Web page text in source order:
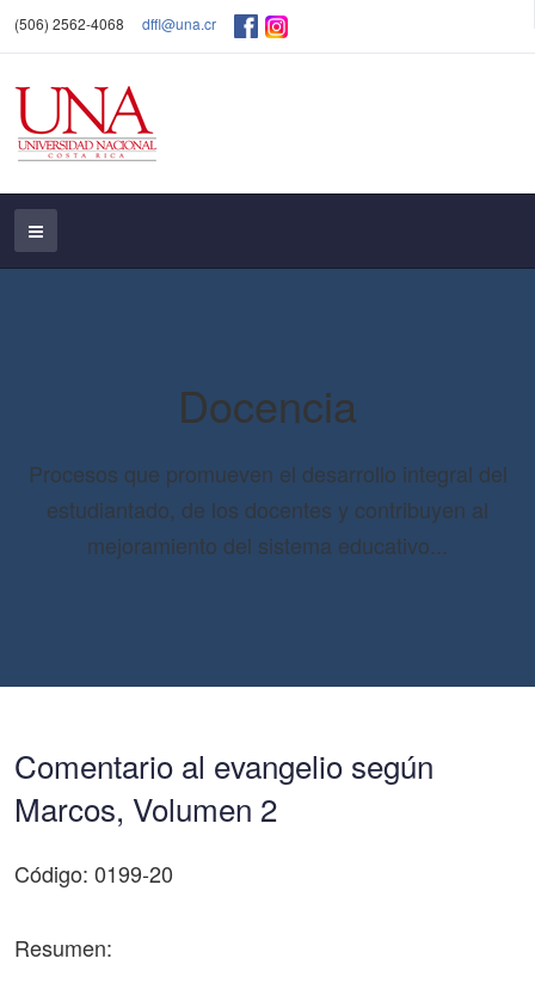
(506) 2562-4068 dffl@una.cr
Docencia
Procesos que promueven el desarrollo integral del
estudiantado, de los docentes y contribuyen al
mejoramiento del sistema educativo...
Comentario al evangelio según
Marcos, Volumen 2
Código: 0199-20
Resumen: